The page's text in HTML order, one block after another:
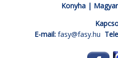
Konyha |
E-mail: fasy@fasy.hu